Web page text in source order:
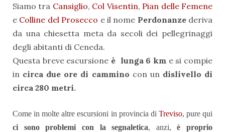
Siamo tra Cansiglio, Col Visentin, Pian delle Femene
e Colline del Prosecco e il nome Perdonanze deriva
da una chiesetta meta da secoli dei pellegrinaggi
degli abitanti di Ceneda.
Questa breve escursione è lunga 6 km e si compie
in circa due ore di cammino con un dislivello di
circa 280 metri.
Come in molte altre escursioni in provincia di Treviso, pure qui
ci sono problemi con la segnaletica, anzi,è proprio